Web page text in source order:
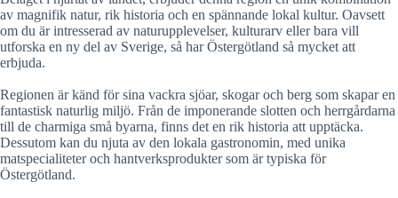
av magnifik natur, rik historia och en spännande lokal kultur. Oavsett
om du är intresserad av naturupplevelser, kulturarv eller bara vill
utforska en ny del av Sverige, så har Östergötland så mycket att
erbjuda.
Regionen är känd för sina vackra sjöar, skogar och berg som skapar en
fantastisk naturlig miljö. Från de imponerande slotten och herrgårdarna
till de charmiga små byarna, finns det en rik historia att upptäcka.
Dessutom kan du njuta av den lokala gastronomin, med unika
matspecialiteter och hantverksprodukter som är typiska för
Östergötland.